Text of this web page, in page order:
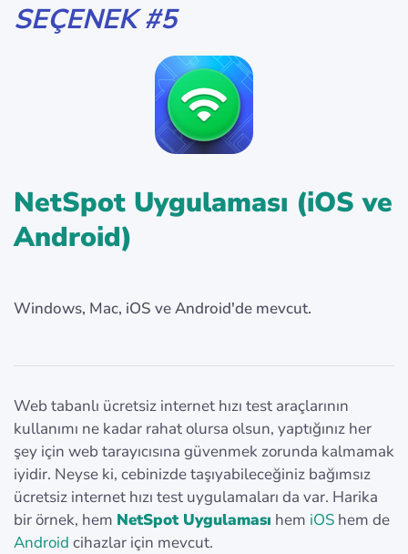
SEÇENEK #5
NetSpot Uygulaması (iOS ve
Android)
Windows, Mac, iOS ve Android'de mevcut.
Web tabanlı ücretsiz internet hızı test araçlarının
kullanımı ne kadar rahat olursa olsun, yaptığınız her
şey için web tarayıcısına güvenmek zorunda kalmamak
iyidir. Neyse ki, cebinizde taşıyabileceğiniz bağımsız
ücretsiz internet hızı test uygulamaları da var. Harika
bir örnek, hem NetSpot Uygulaması hem iOS hem de
Android cihazlar için mevcut.